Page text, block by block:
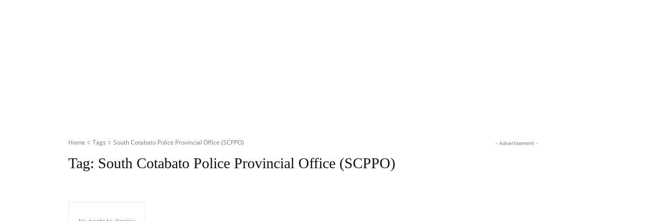
Home Tags South Cotabato Police Provincial Office (SCPPO)
Tag: South Cotabato Police Provincial Office (SCPPO)
- Advertisement -